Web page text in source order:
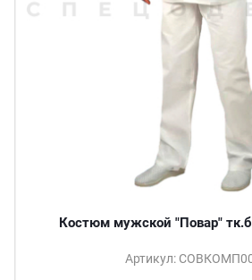
Костюм мужской "Повар"
Артикул: